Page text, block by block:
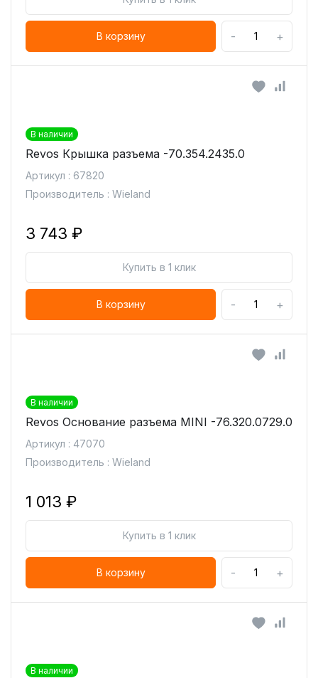
В корзину - +
В наличии
Revos Крышка разъема -70.354.2435.0
Артикул : 67820
Производитель : Wieland
3 743 ₽
Купить в 1 клик
В корзину - +
В наличии
Revos Основание разъема MINI -76.320.0729.0
Артикул : 47070
Производитель : Wieland
1 013 ₽
Купить в 1 клик
В корзину - +
В наличии